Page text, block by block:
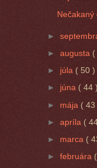
Nečakaný
►
►augusta (
► júla ( 50 )
► júna ( 44 )
► mája( 43
►apríla (
► marca (
►februára